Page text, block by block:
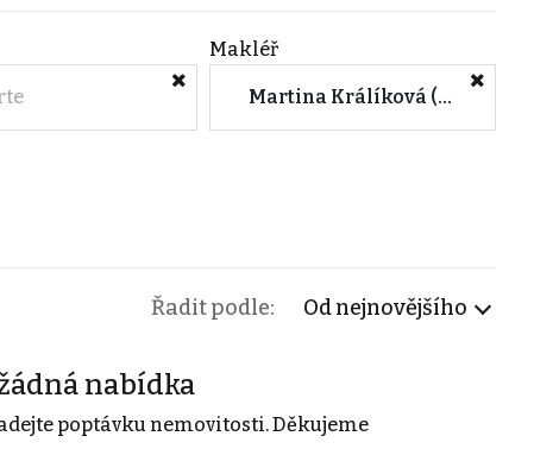
Makléř
Martina Králíková (CENTURY 21 Style Happy)
Řadit podle: Od nejnovějšího
nabídka
poptávku nemovitosti. Děkujeme